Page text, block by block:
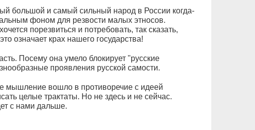
большой и самый сильный народ в России когда-
фоном для резвости малых этносов.
порезвиться и потребовать, так сказать,
означает крах нашего государства!
Посему она умело блокирует "русские
проявления русской самости.
мышление вошло в противоречие с идеей
целые трактаты. Но не здесь и не сейчас.
с нами дальше.